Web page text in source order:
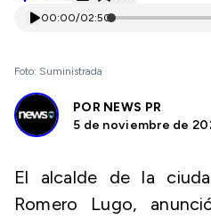
00:00/02:50
Foto: Suministrada
POR NEWS PR
5 de noviembre de
El alcalde de la
Romero Lugo,